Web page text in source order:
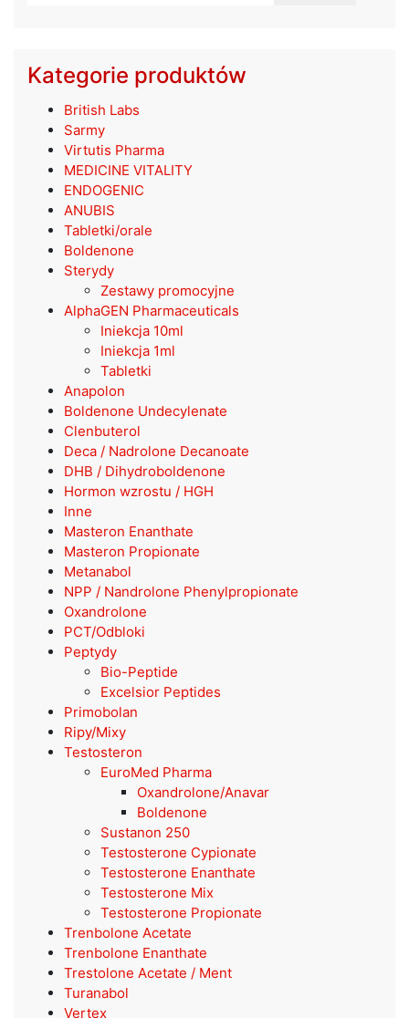
Kategorie produktów
British Labs
Sarmy
Virtutis Pharma
MEDICINE VITALITY
ENDOGENIC
ANUBIS
Tabletki/orale
Boldenone
Sterydy
Zestawy promocyjne
AlphaGEN Pharmaceuticals
Iniekcja 10ml
Iniekcja 1ml
Tabletki
Anapolon
Boldenone Undecylenate
Clenbuterol
Deca / Nadrolone Decanoate
DHB / Dihydroboldenone
Hormon wzrostu / HGH
Inne
Masteron Enanthate
Masteron Propionate
Metanabol
NPP / Nandrolone Phenylpropionate
Oxandrolone
PCT/Odbloki
Peptydy
Bio-Peptide
Excelsior Peptides
Primobolan
Ripy/Mixy
Testosteron
EuroMed Pharma
Oxandrolone/Anavar
Boldenone
Sustanon 250
Testosterone Cypionate
Testosterone Enanthate
Testosterone Mix
Testosterone Propionate
Trenbolone Acetate
Trenbolone Enanthate
Trestolone Acetate / Ment
Turanabol
Vertex